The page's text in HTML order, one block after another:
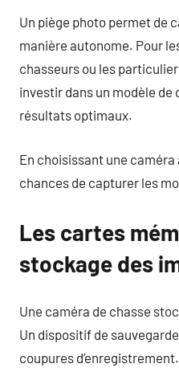
Un piège photo permet de
manière autonome. Pour
chasseurs ou les
investir dans un modèle
résultats optimaux.
En choisissant une
chances de capturer les
Les cartes
stockage des
Une caméra de chasse
Un dispositif de
coupures d’enregistrement.